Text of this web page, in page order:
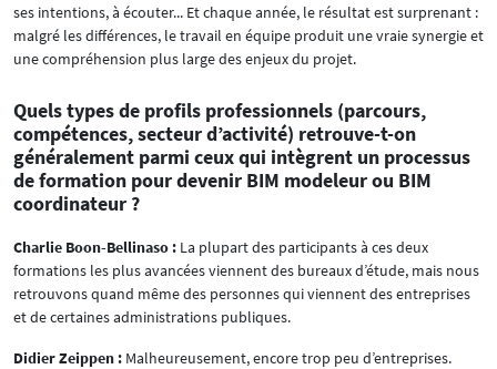
ses intentions, à écouter... Et chaque année, le résultat est surprenant :
malgré les différences, le travail en équipe produit une vraie synergie et
une compréhension plus large des enjeux du projet.
Quels types de profils professionnels (parcours,
compétences, secteur d’activité) retrouve-t-on
généralement parmi ceux qui intègrent un processus
de formation pour devenir BIM modeleur ou BIM
coordinateur ?
Charlie Boon-Bellinaso : La plupart des participants à ces deux
formations les plus avancées viennent des bureaux d’étude, mais nous
retrouvons quand même des personnes qui viennent des entreprises
et de certaines administrations publiques.
Didier Zeippen : Malheureusement, encore trop peu d’entreprises.